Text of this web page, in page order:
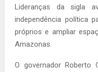
Lideranças da sigla
independência política
próprios e ampliar
Amazonas.
O governador Roberto